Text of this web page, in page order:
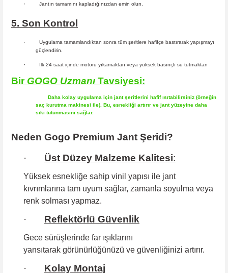
· Jantın tamamını kapladığınızdan emin olun.
5. Son Kontrol
·
Uygulama tamamlandıktan sonra tüm şeritlere hafifçe bastırarak yapışmayı
güçlendirin.
· İlk 24 saat içinde motoru yıkamaktan veya yüksek basınçlı su tutmaktan
Bir GOGO Uzmanı Tavsiyesi:
Daha kolay uygulama için jant şeritlerini hafif ısıtabilirsiniz (örneğin
saç kurutma makinesi ile). Bu, esnekliği artırır ve jant yüzeyine daha
sıkı tutunmasını sağlar.
Neden Gogo Premium Jant Şeridi?
·
Üst Düzey Malzeme Kalitesi:
Yüksek esnekliğe sahip vinil yapısı ile jant
kıvrımlarına tam uyum sağlar, zamanla soyulma veya
renk solması yapmaz.
· Reflektörlü Güvenlik
Gece sürüşlerinde far ışıklarını
yansıtarak görünürlüğünüzü ve güvenliğinizi artırır.
· Kolay Montaj